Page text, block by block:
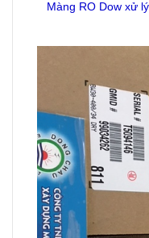
Màng RO Dow xử